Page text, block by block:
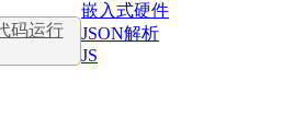
码运行
嵌入式硬件
JSON解析
JS